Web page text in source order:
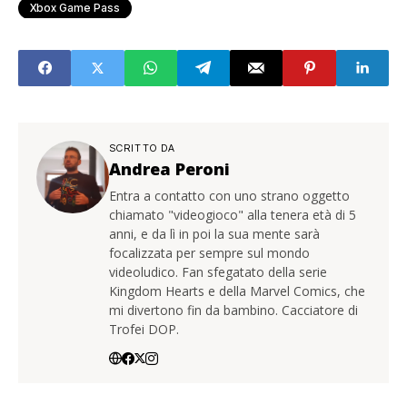
Xbox Game Pass
SCRITTO DA
Andrea Peroni
Entra a contatto con uno strano oggetto
chiamato "videogioco" alla tenera età di 5
anni, e da lì in poi la sua mente sarà
focalizzata per sempre sul mondo
videoludico. Fan sfegatato della serie
Kingdom Hearts e della Marvel Comics, che
mi divertono fin da bambino. Cacciatore di
Trofei DOP.